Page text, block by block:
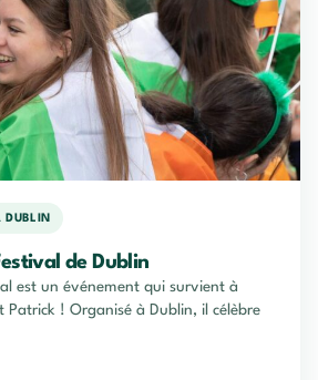
DUBLIN
de Dublin
est un événement qui survient à
Patrick ! Organisé à Dublin, il célèbre